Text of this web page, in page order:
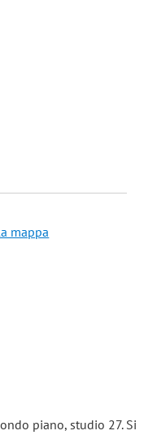
mappa
piano, studio 27. Si